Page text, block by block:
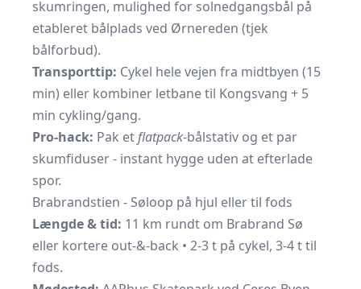
skumringen, mulighed for solnedgangsbål på
etableret bålplads ved Ørnereden (tjek
bålforbud).
Transporttip: Cykel hele vejen fra midtbyen (15
min) eller kombiner letbane til Kongsvang + 5
min cykling/gang.
Pro-hack: Pak etflatpack-bålstativ og et par
skumfiduser - instant hygge uden at efterlade
spor.
Brabrandstien - Søloop på hjul eller til fods
Længde & tid: 11 km rundt om Brabrand Sø
eller kortere out-&-back • 2-3 t på cykel, 3-4 t til
fods.